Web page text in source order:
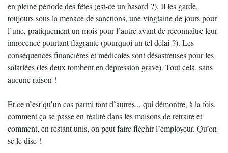
en pleine période des fêtes (est-ce un hasard ?). Il les garde,
toujours sous la menace de sanctions, une vingtaine de jours pour
l’une, pratiquement un mois pour l’autre avant de reconnaître leur
innocence pourtant flagrante (pourquoi un tel délai ?). Les
conséquences financières et médicales sont désastreuses pour les
salariées (les deux tombent en dépression grave). Tout cela, sans
aucune raison !
Et ce n’est qu’un cas parmi tant d’autres... qui démontre, à la fois,
comment ça se passe en réalité dans les maisons de retraite et
comment, en restant unis, on peut faire fléchir l’employeur. Qu’on
se le dise !